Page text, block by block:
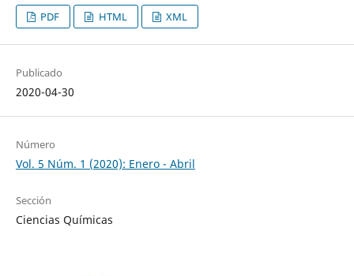
PDF HTML XML
Publicado
2020-04-30
Número
Vol. 5 Núm. 1 (2020): Enero - Abril
Sección
Ciencias Químicas